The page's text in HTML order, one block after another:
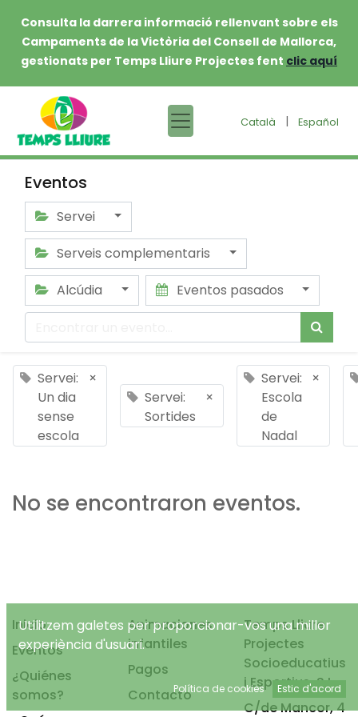
Consulta la darrera informació rellenvant sobre els
Campaments de la Victòria del Consell de Mallorca,
gestionats per Temps Lliure Projectes fent clic aquí
Català | Español
Eventos
Servei
Serveis complementaris
Alcúdia
Eventos pasados
Servei:
Un dia
sense
escola
×
Servei:
Sortides
×
Servei:
Escola
de
Nadal
×
No se encontraron eventos.
Inicio
Eventos
¿Quiénes
somos?
Animaciones
infantiles
Pagos
Contacto
Temps Lliure
Projectes
Socioeducatius
i Esportius, S.L.
C/de Mancor, 4
Utilitzem galetes per proporcionar-vos una millor
experiència d'usuari.
Política de cookies Estic d'acord